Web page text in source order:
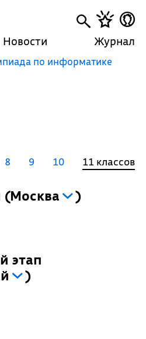
Новости Журнал
по информатике
8 9 10 11 классов
(Москва )
этап
)